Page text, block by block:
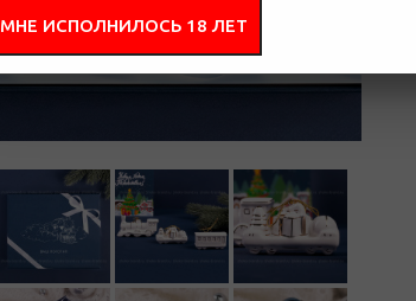
МНЕ ИСПОЛНИЛОСЬ 18 ЛЕТ